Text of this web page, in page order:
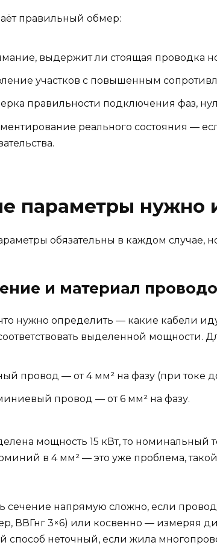
правильный обмер:
выдержит ли стоящая проводка
участков с повышенным
правильности подключения фаз,
реального состояния —
параметры нужно
обязательны в каждом
и материал
нужно определить — какие кабели
выделенной мощности.
провод — от 4 мм² на фазу (при токе
провод — от 6 мм² на фазу.
мощность 15 кВт, то номинальный
в 4 мм² — это уже проблема,
сечение напрямую сложно, если
ВВГнг 3×6) или косвенно — измеряя
способ неточный, если жила